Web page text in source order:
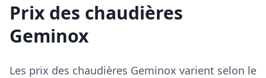
Prix des chaudières
Geminox
Les prix des chaudières Geminox varient selon le